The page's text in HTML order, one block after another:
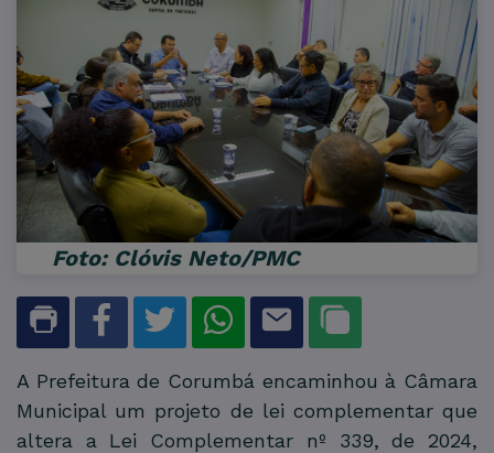
Foto: Clóvis Neto/PMC
A Prefeitura de Corumbá encaminhou à Câmara
Municipal um projeto de lei complementar que
altera a Lei Complementar nº 339, de 2024,